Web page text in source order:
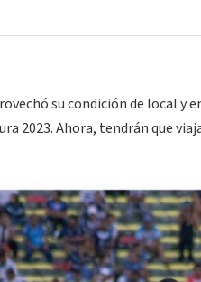
su condición de local y
2023. Ahora, tendrán que